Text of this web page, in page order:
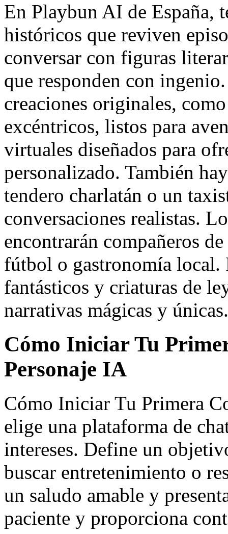
En Playbun AI de España,
históricos que reviven
conversar con figuras
que responden con
creaciones originales,
excéntricos, listos para
virtuales diseñados para
personalizado. También
tendero charlatán o un
conversaciones realistas.
encontrarán compañeros
fútbol o gastronomía local.
fantásticos y criaturas de
narrativas mágicas y únicas.
Cómo Iniciar Tu
Personaje IA
Cómo Iniciar Tu Primera
elige una plataforma de
intereses. Define un
buscar entretenimiento o
un saludo amable y
paciente y proporciona